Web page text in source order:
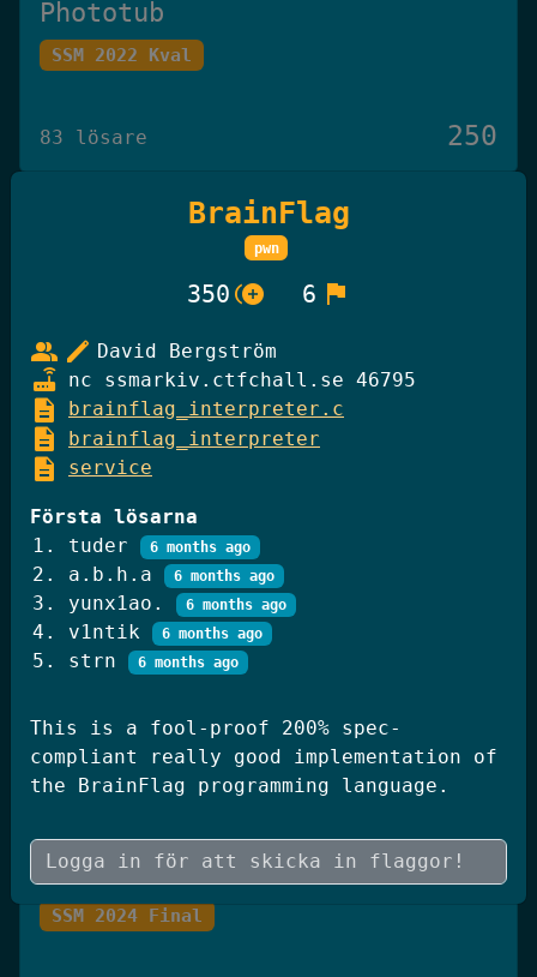
Phototub
SSM 2022 Kval
83 lösare 250
Det Omöjliga Spelet
27 lösare
GiffelBanken Valv 2
Knäck Koden 2025
20 lösare
JWT Blog
19 lösare
Skógræktin
SSM 2024 Final
BrainFlag
pwn
350 control_point_duplicate 6 flag
This is a fool-proof 200% spec-
compliant really good implementation of
the BrainFlag programming language.
group edit David Bergström
router nc ssmarkiv.ctfchall.se 46795
description brainflag_interpreter.c
description brainflag_interpreter
description service
Första lösarna
tuder
6 months ago
a.b.h.a 6 months ago
yunx1ao. 6 months ago
v1ntik 6 months ago
strn 6 months ago